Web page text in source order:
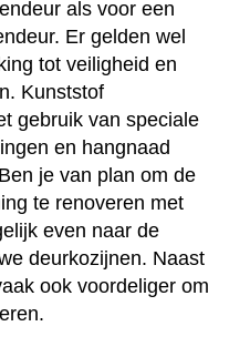
als voor een
Er gelden wel
tot veiligheid en
Kunststof
gebruik van speciale
en hangnaad
je van plan om de
te renoveren met
even naar de
deurkozijnen. Naast
ook voordeliger om